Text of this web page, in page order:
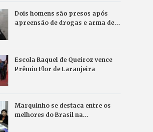
Dois homens são presos após
apreensão de drogas e arma de…
Escola Raquel de Queiroz vence
Prêmio Flor de Laranjeira
Marquinho se destaca entre os
melhores do Brasil na…